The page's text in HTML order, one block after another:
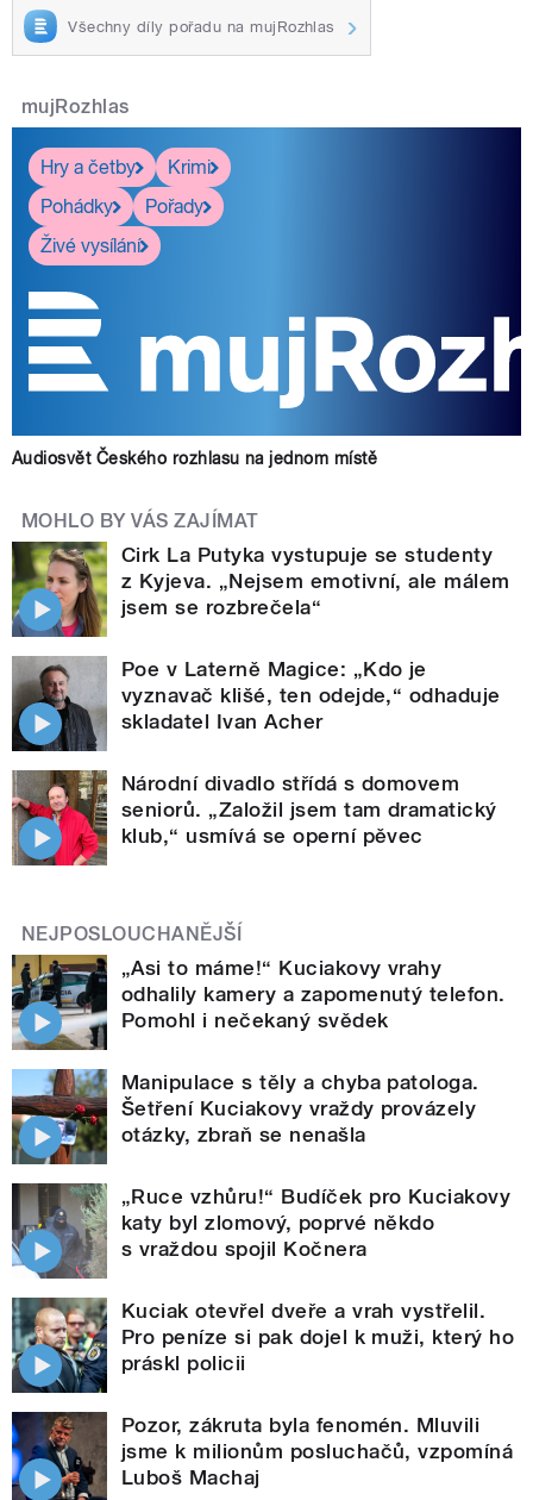
Všechny díly pořadu na mujRozhlas
mujRozhlas
Hry a četby
Krimi
Pohádky
Pořady
Živé vysílání
Audiosvět Českého rozhlasu na jednom místě
MOHLO BY VÁS ZAJÍMAT
Cirk La Putyka vystupuje se studenty
z Kyjeva. „Nejsem emotivní, ale málem
jsem se rozbrečela“
Poe v Laterně Magice: „Kdo je
vyznavač klišé, ten odejde,“ odhaduje
skladatel Ivan Acher
Národní divadlo střídá s domovem
seniorů. „Založil jsem tam dramatický
klub,“ usmívá se operní pěvec
NEJPOSLOUCHANĚJŠÍ
„Asi to máme!“ Kuciakovy vrahy
odhalily kamery a zapomenutý telefon.
Pomohl i nečekaný svědek
Manipulace s těly a chyba patologa.
Šetření Kuciakovy vraždy provázely
otázky, zbraň se nenašla
„Ruce vzhůru!“ Budíček pro Kuciakovy
katy byl zlomový, poprvé někdo
s vraždou spojil Kočnera
Kuciak otevřel dveře a vrah vystřelil.
Pro peníze si pak dojel k muži, který ho
práskl policii
Pozor, zákruta byla fenomén. Mluvili
jsme k milionům posluchačů, vzpomíná
Luboš Machaj